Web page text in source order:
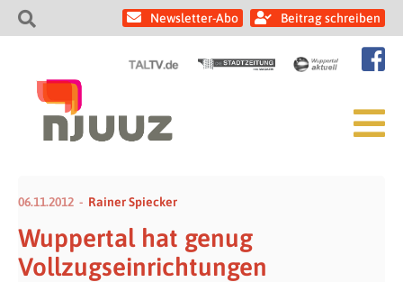
Newsletter-Abo Beitrag schreiben
06.11.2012 Rainer Spiecker
Wuppertal hat genug
Vollzugseinrichtungen